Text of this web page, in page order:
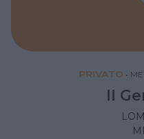
PRIVATO •
Il